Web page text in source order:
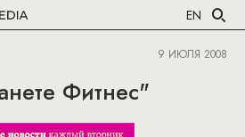
EN
9 ИЮЛЯ 2008
Фитнес"